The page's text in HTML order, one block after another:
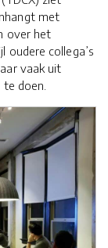
met
over het
oudere collega’s
vaak uit
doen.